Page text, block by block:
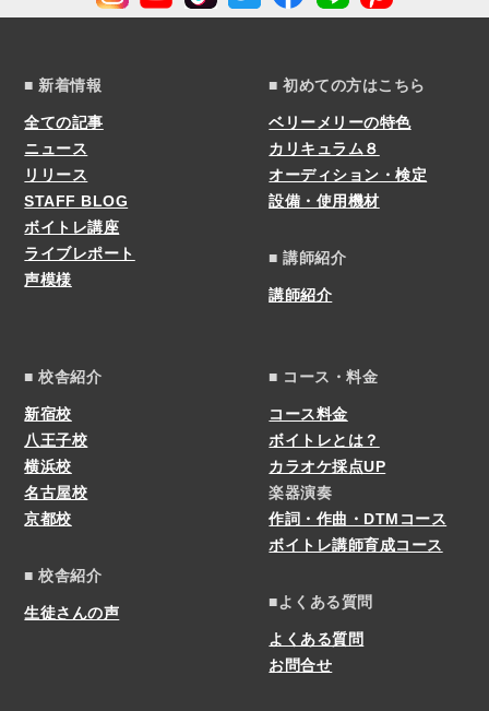
■ 新着情報
全ての記事
ニュース
リリース
STAFF BLOG
ボイトレ講座
ライブレポート
声模様
■ 初めての方はこちら
ベリーメリーの特色
カリキュラム８
オーディション・検定
設備・使用機材
■ 講師紹介
講師紹介
■ 校舎紹介
新宿校
八王子校
横浜校
名古屋校
京都校
■ 校舎紹介
生徒さんの声
■ コース・料金
コース料金
ボイトレとは？
カラオケ採点UP
楽器演奏
作詞・作曲・DTMコース
ボイトレ講師育成コース
■よくある質問
よくある質問
お問合せ